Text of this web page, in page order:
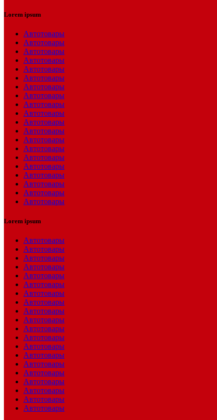
Lorem ipsum
Автотовары
Автотовары
Автотовары
Автотовары
Автотовары
Автотовары
Автотовары
Автотовары
Автотовары
Автотовары
Автотовары
Автотовары
Автотовары
Автотовары
Автотовары
Автотовары
Автотовары
Автотовары
Автотовары
Автотовары
Lorem ipsum
Автотовары
Автотовары
Автотовары
Автотовары
Автотовары
Автотовары
Автотовары
Автотовары
Автотовары
Автотовары
Автотовары
Автотовары
Автотовары
Автотовары
Автотовары
Автотовары
Автотовары
Автотовары
Автотовары
Автотовары